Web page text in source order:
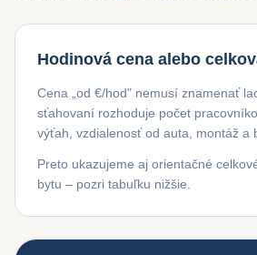
Hodinová cena alebo
Cena „od €/hod" nemusí znamenať
sťahovaní rozhoduje počet
výťah, vzdialenosť od auta, montáž a
Preto ukazujeme aj orientačné
bytu – pozri tabuľku nižšie.